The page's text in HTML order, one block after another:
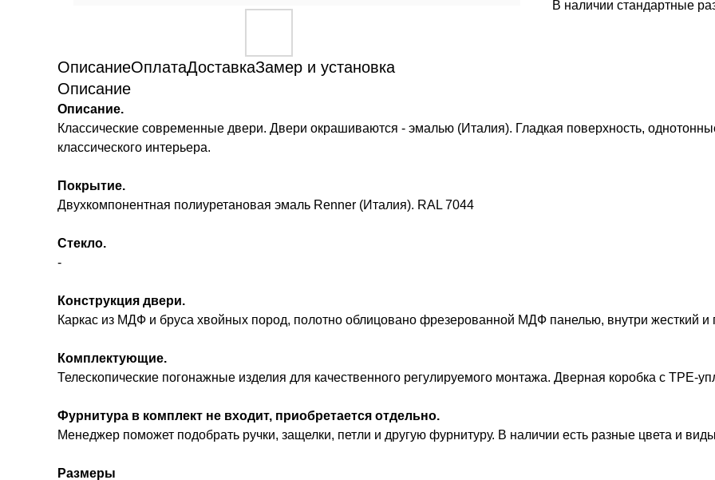
В наличии стандартные
ОписаниеОплатаДоставкаЗамер и установка
Описание
Описание.
Классические современные двери. Двери окрашиваются - эмалью (Италия). Гладкая поверхность,
классического интерьера.
Покрытие.
Двухкомпонентная полиуретановая эмаль Renner (Италия). RAL 7044
Стекло.
-
Конструкция двери.
Каркас из МДФ и бруса хвойных пород, полотно облицовано фрезерованной МДФ панелью, внутри жесткий и
Комплектующие.
Телескопические погонажные изделия для качественного регулируемого монтажа. Дверная коробка с TPE-
Фурнитура в комплект не входит, приобретается отдельно.
Менеджер поможет подобрать ручки, защелки, петли и другую фурнитуру. В наличии есть разные цвета и
Размеры